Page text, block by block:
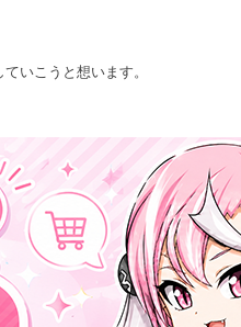
いこうと想います。